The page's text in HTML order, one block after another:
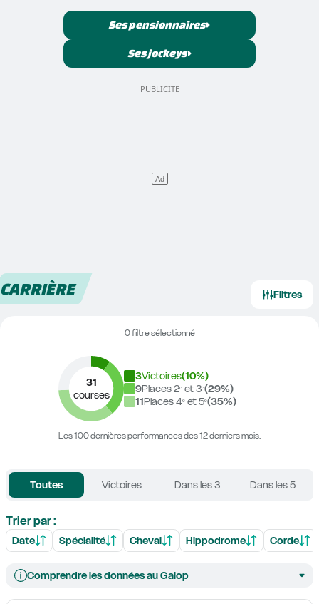
Ses pensionnaires
Ses jockeys
CARRIÈRE Filtres
0 filtre sélectionné
31
courses
3Victoires(10%)
9Places 2ᵉ et 3ᵉ(29%)
11Places 4ᵉ et 5ᵉ(35%)
Les 100 dernières performances des 12 derniers mois.
Toutes Victoires Dans les 3 Dans les 5
Trier par :
Date Spécialité Cheval Hippodrome Corde
Comprendre les données au Galop